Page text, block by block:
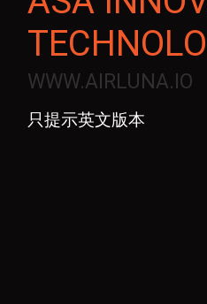
WWW.AIRLUNA.IO
只提示英文版本